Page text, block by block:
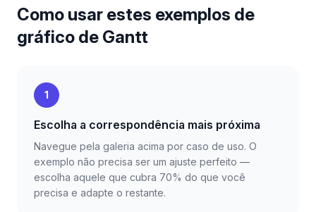
Como usar estes exemplos de
gráfico de Gantt
1
Escolha a correspondência mais próxima
Navegue pela galeria acima por caso de uso. O
exemplo não precisa ser um ajuste perfeito —
escolha aquele que cubra 70% do que você
precisa e adapte o restante.